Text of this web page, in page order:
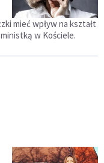
mieć wpływ na kształt
w Kościele.